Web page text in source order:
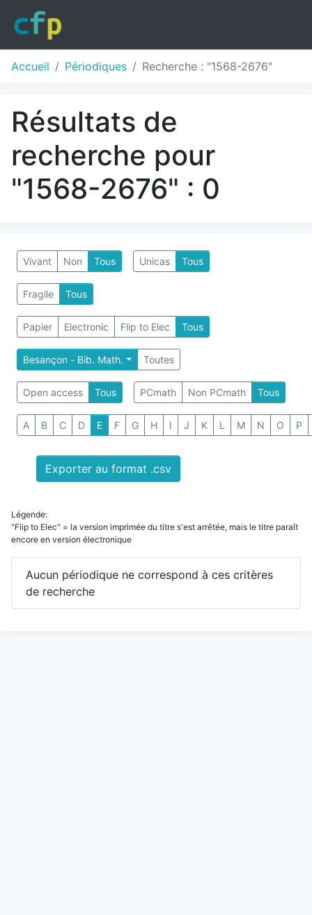
Accueil Périodiques Recherche : "1568-2676"
Résultats de
recherche pour
"1568-2676" : 0
Vivant Non Tous Unicas Tous
Fragile Tous
Papier Electronic Flip to Elec Tous
Besançon - Bib. Math. Toutes
Open access Tous PCmath Non PCmath Tous
A B C D E F G H I J K L M N O P
Exporter au format .csv
Légende:
"Flip to Elec" = la version imprimée du titre s'est arrêtée, mais le titre paraît
encore en version électronique
Aucun périodique ne correspond à ces critères
de recherche